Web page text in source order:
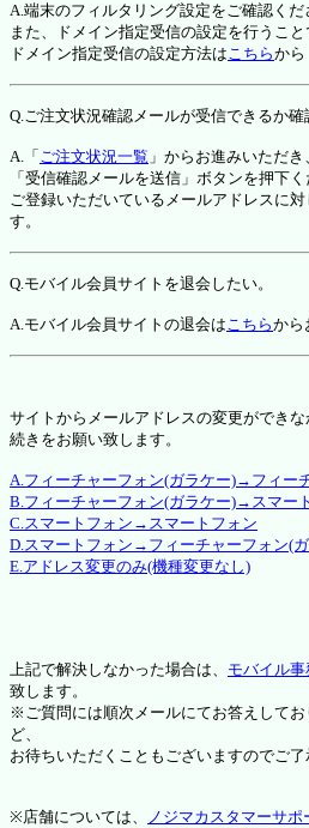
A.端末のフィルタリング設定をご確認くだ
また、ドメイン指定受信の設定を行うこと
ドメイン指定受信の設定方法はこちらから
Q.ご注文状況確認メールが受信できるか確
A.「 ご注文状況一覧 」からお進みいただき
「受信確認メールを送信」ボタンを押下く
ご登録いただいているメールアドレスに
す。
Q.モバイル会員サイトを退会したい。
A.モバイル会員サイトの退会はこちらから
サイトからメールアドレスの変更ができ
続きをお願い致します。
A.フィーチャーフォン(ガラケー)→フィー
B.フィーチャーフォン(ガラケー)→スマー
C.スマートフォン→スマートフォン
D.スマートフォン→フィーチャーフォン(
E.アドレス変更のみ(機種変更なし)
上記で解決しなかった場合は、 モバイル事
致します。
※ご質問には順次メールにてお答えして
ど、
お待ちいただくこともございますのでご了
※店舗については、 ノジマカスタマーサポ